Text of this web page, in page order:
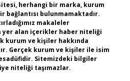
herhangi bir marka, kurum
bağlantısı bulunmamaktadır.
makaleler
yer alan içerikler haber niteliği
kurum ve kişiler hakkında
Gerçek kurum ve kişiler ile isim
Sitemizdeki bilgiler
niteliği taşımazlar.